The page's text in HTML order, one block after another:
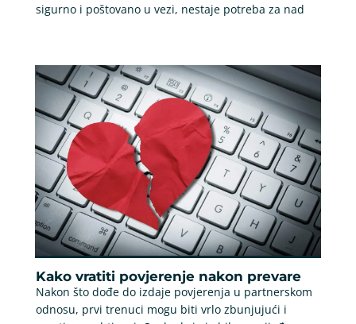
sigurno i poštovano u vezi, nestaje potreba za nad
Kako vratiti povjerenje nakon prevare
Nakon što dođe do izdaje povjerenja u partnerskom
odnosu, prvi trenuci mogu biti vrlo zbunjujući i